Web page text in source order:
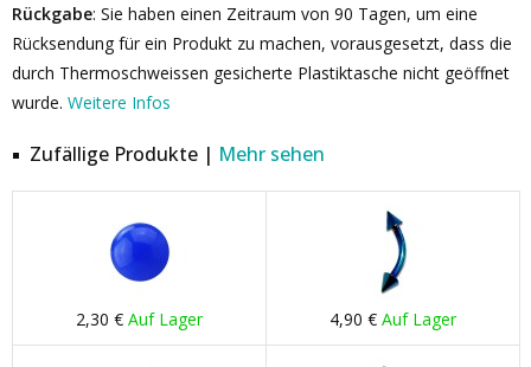
Rückgabe: Sie haben einen Zeitraum von 90 Tagen, um eine
Rücksendung für ein Produkt zu machen, vorausgesetzt, dass die
durch Thermoschweissen gesicherte Plastiktasche nicht geöffnet
wurde. Weitere Infos
Zufällige Produkte | Mehr sehen
2,30 € Auf Lager 4,90 € Auf Lager